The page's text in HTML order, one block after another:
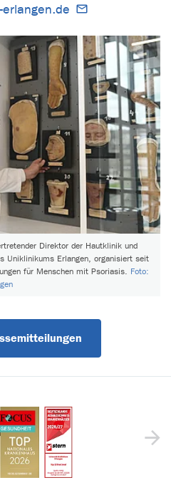
Direktor der Hautklinik und
Uniklinikums Erlangen, organisiert seit
für Menschen mit Psoriasis. Foto: